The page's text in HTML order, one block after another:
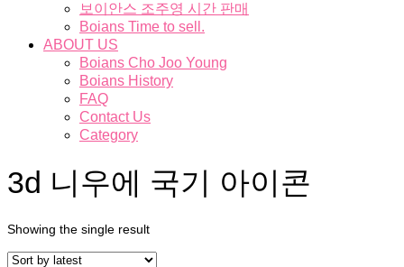
보이안스 조주영 시간 판매
Boians Time to sell.
ABOUT US
Boians Cho Joo Young
Boians History
FAQ
Contact Us
Category
3d 니우에 국기 아이콘
Showing the single result